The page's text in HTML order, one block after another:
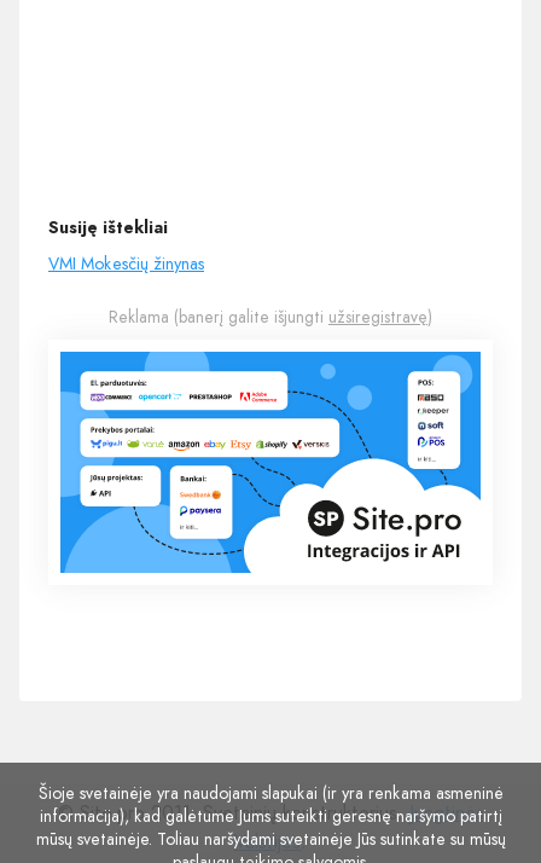
Susiję ištekliai
VMI Mokesčių žinynas
Reklama (banerį galite išjungti užsiregistravę)
© Site.pro 2011. Svetainių konstruktorius.Jungtinės
Valstijos.
Šioje svetainėje yra naudojami slapukai (ir yra renkama asmeninė
informacija), kad galėtume Jums suteikti geresnę naršymo patirtį
mūsų svetainėje. Toliau naršydami svetainėje Jūs sutinkate su mūsų